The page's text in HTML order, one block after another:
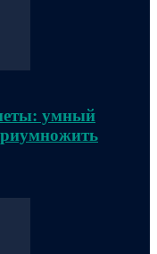
умный